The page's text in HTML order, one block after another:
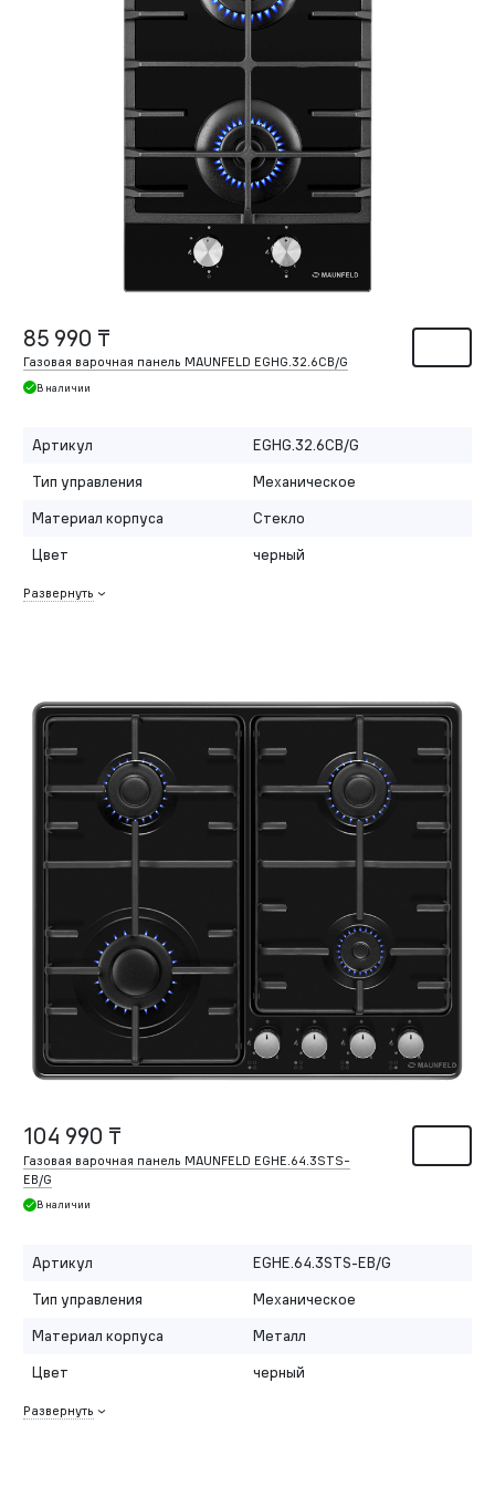
85 990 ₸
Газовая варочная панель MAUNFELD EGHG.32.6CB/G
В наличии
Артикул
EGHG.32.6CB/G
Тип управления
Механическое
Материал корпуса
Стекло
Цвет
черный
Развернуть
104 990 ₸
Газовая варочная панель MAUNFELD EGHE.64.3STS-
EB/G
В наличии
Артикул
EGHE.64.3STS-EB/G
Тип управления
Механическое
Материал корпуса
Металл
Цвет
черный
Развернуть